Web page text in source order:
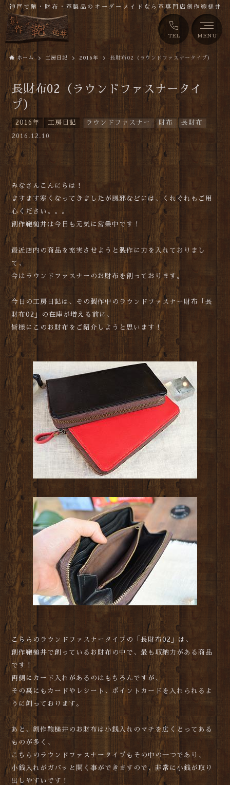
TEL MENU
神戸で鞄・財布・革製品のオーダーメイドなら革専門店創作鞄槌井
ホーム 工房日記 2016年 長財布02（ラウンドファスナータイプ）
長財布02（ラウンドファスナータイ
プ）
2016年 工房日記 ラウンドファスナー 財布 長財布
2016.12.10
みなさんこんにちは！
ますます寒くなってきましたが風邪などには、くれぐれもご用
心ください。。。
創作鞄槌井は今日も元気に営業中です！
最近店内の商品を充実させようと製作に力を入れておりまし
て、
今はラウンドファスナーのお財布を創っております。
今日の工房日記は、その製作中のラウンドファスナー財布「長
財布02」の在庫が増える前に、
皆様にこのお財布をご紹介しようと思います！
こちらのラウンドファスナータイプの「長財布02」は、
創作鞄槌井で創っているお財布の中で、最も収納力がある商品
です！
両側にカード入れがあるのはもちろんですが、
その裏にもカードやレシート、ポイントカードを入れられるよ
うに創っております。
あと、創作鞄槌井のお財布は小銭入れのマチを広くとってある
ものが多く、
こちらのラウンドファスナータイプもその中の一つであり、
小銭入れがガバッと開く事ができますので、非常に小銭が取り
出しやすいです！